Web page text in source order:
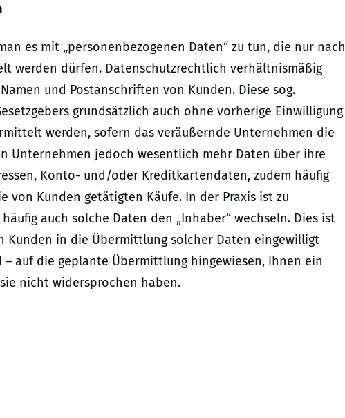
es mit „personenbezogenen Daten“ zu tun, die nur nach
werden dürfen. Datenschutzrechtlich verhältnismäßig
und Postanschriften von Kunden. Diese sog.
grundsätzlich auch ohne vorherige Einwilligung
werden, sofern das veräußernde Unternehmen die
Unternehmen jedoch wesentlich mehr Daten über ihre
Konto- und/oder Kreditkartendaten, zudem häufig
von Kunden getätigten Käufe. In der Praxis ist zu
auch solche Daten den „Inhaber“ wechseln. Dies ist
Kunden in die Übermittlung solcher Daten eingewilligt
auf die geplante Übermittlung hingewiesen, ihnen ein
nicht widersprochen haben.